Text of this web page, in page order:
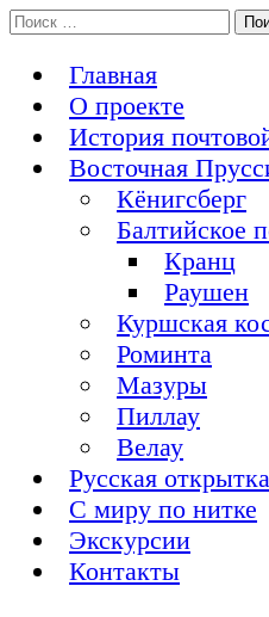
Перейти
к
История Восточной Пруссии в
Поиск:
Главная
О проекте
История
Восточная
Кёнигсберг
Балтийское
Кранц
Раушен
Куршская
Роминта
Мазуры
Пиллау
Велау
Русская открытка
С миру по нитке
Экскурсии
Контакты